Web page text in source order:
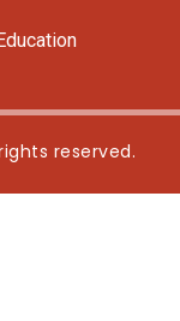
reserved.